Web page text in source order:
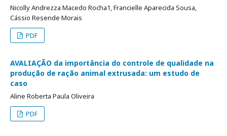
Nicolly Andrezza Macedo Rocha1, Francielle Aparecida Sousa,
Cássio Resende Morais
PDF
AVALIAÇÃO da importância do controle de qualidade na
produção de ração animal extrusada: um estudo de
caso
Aline Roberta Paula Oliveira
PDF